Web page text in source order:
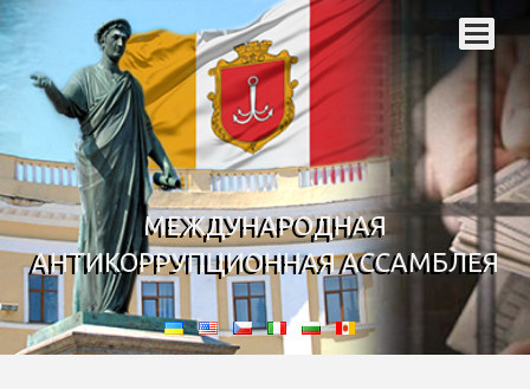
МЕЖДУНАРОДНАЯ
АНТИКОРРУПЦИОННАЯ АССАМБЛЕЯ